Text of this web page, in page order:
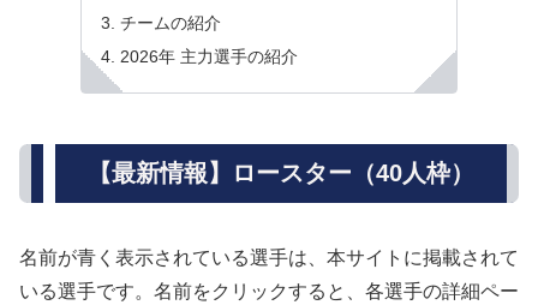
チームの紹介
2026年 主力選手の紹介
【最新情報】ロースター（40人枠）
名前が青く表示されている選手は、本サイトに掲載されて
いる選手です。名前をクリックすると、各選手の詳細ペー